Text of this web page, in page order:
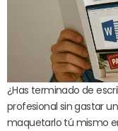
¿Has terminado de
profesional sin gastar
maquetarlo tú mismo